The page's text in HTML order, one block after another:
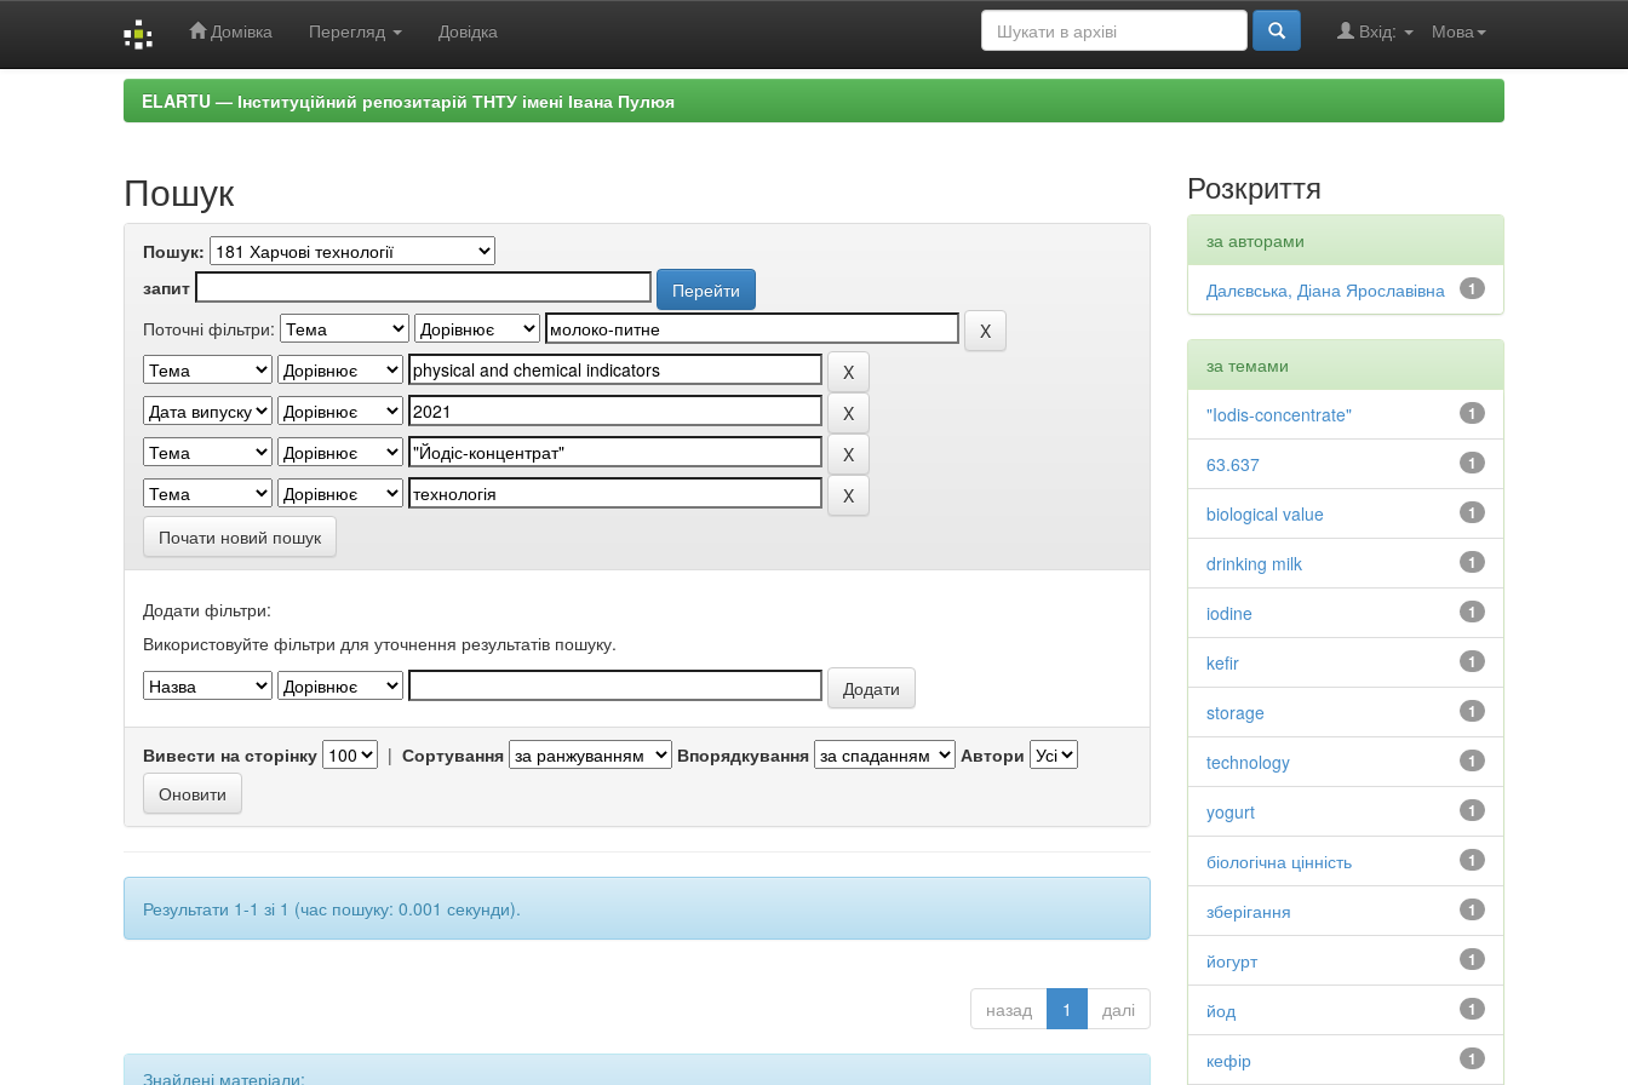
Домівка Перегляд Довідка Мова
Вхід:
ELARTU — Інституційний репозитарій ТНТУ імені Івана Пулюя
Пошук
Пошук:
запит
Поточні фільтри:
Почати новий пошук
Додати фільтри:
Використовуйте фільтри для уточнення результатів пошуку.
Вивести на сторінку | Сортування Впорядкування Автори
Результати 1-1 зі 1 (час пошуку: 0.001 секунди).
назад 1 далі
Знайдені матеріали:
Розкриття
за авторами
1
Далєвська, Діана Ярославівна
за темами
1
"Iodis-concentrate"
1
63.637
1
biological value
1
drinking milk
1
iodine
1
kefir
1
storage
1
technology
1
yogurt
1
біологічна цінність
1
зберігання
1
йогурт
1
йод
1
кефір